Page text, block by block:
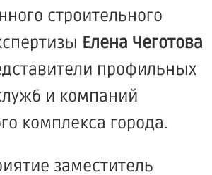
строительного
Елена Чеготова
профильных
и компаний
комплекса города.
заместитель